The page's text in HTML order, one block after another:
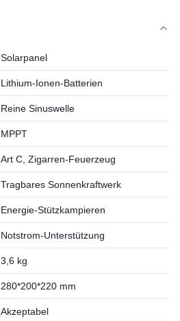
Solarpanel
Lithium-Ionen-Batterien
Reine Sinuswelle
MPPT
Art C, Zigarren-Feuerzeug
Tragbares Sonnenkraftwerk
Energie-Stützkampieren
Notstrom-Unterstützung
3,6 kg
280*200*220 mm
Akzeptabel